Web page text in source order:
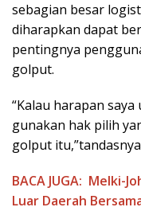
sebagian besar
diharapkan dapat
pentingnya
golput.
“Kalau harapan
gunakan hak pilih
golput
BACA JUGA: Melki-
Luar Daerah